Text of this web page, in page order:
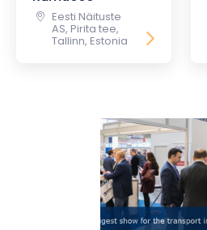
Eesti Näituste
AS, Pirita tee,
Tallinn, Estonia